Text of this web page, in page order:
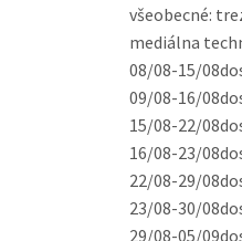
všeobecné:
mediálna
08/08-15/08
09/08-16/08
15/08-22/08
16/08-23/08
22/08-29/08
23/08-30/08
29/08-05/09